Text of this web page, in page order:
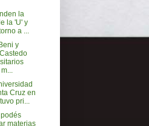
la
la 'U' y
a ...
y
Cruz en
pri...
podés
materias